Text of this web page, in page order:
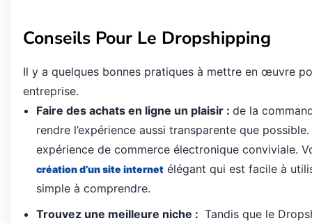
Conseils Pour Le Dropshipping
Il y a quelques bonnes pratiques à mettre en œuvre
entreprise.
Faire des achats en ligne un plaisir :de la
rendre l’expérience aussi transparente que possible
expérience de commerce électronique conviviale.
créationd’unsite internet élégant qui est facile à
simple à comprendre.
Trouvez une meilleure niche : Tandis que le